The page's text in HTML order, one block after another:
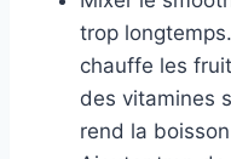
trop
chauffe les
des vitamines
rend la